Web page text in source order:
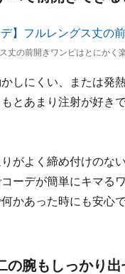
ス丈の前開きワンピはとにか
しにくい、または発
とあまり注射が好き
がよく締め付けのな
ーデが簡単にキマる
かあった時にも安心で
の腕もしっかり